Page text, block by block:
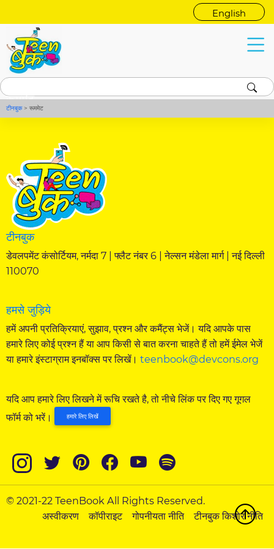
English
रूममेट
टीनबुक>रूममेट
टीनबुक
डेवलपमेंट कंसोर्टियम, नर्मदा 7 | फ्लैट नंबर 6 | नेल्सन मंडेला मार्ग | नई दिल्ली
110070
हमसे जुड़िये
हमें अपनी प्रतिक्रियाएं, सुझाव, प्रश्न और कमैंट्स भेजें। यदि आपके पास
हमारे लिए कोई प्रश्न हैं या आप किसी से बात करना चाहते हैं तो हमें ईमेल भेजें
या हमारे इंस्टाग्राम इनबॉक्स पर लिखें।teenbook@devcons.org
यदि आप हमारे लिए लिखने में रूचि रखते है, तो नीचे लिंक पर दिए गए गूगल
फॉर्म को भरें।
हमारे लिए लिखें
© 2021-22 TeenBook All Rights Reserved.
अस्वीकरण
कॉपीराइट गोपनीयता नीति टीनबुक किशोर नीति